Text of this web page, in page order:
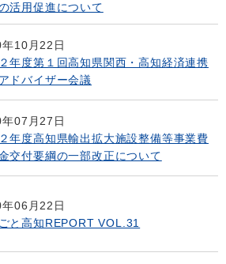
活用促進について
10月22日
年度第１回高知県関西・高知経済連携
ドバイザー会議
07月27日
年度高知県輸出拡大施設整備等事業費
交付要綱の一部改正について
06月22日
と高知REPORT VOL.31